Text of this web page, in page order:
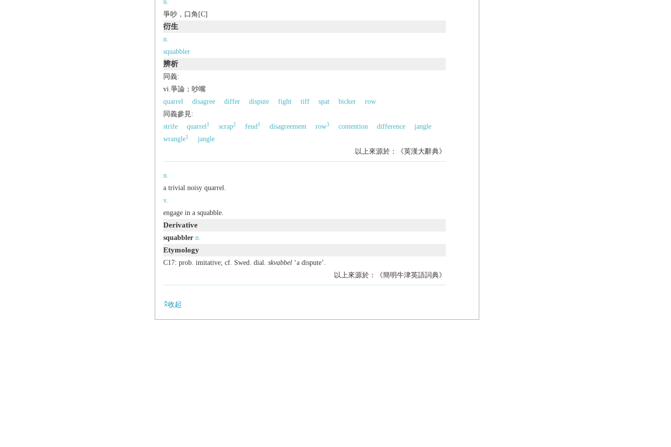
n.
爭吵，口角[C]
衍生
n.
squabbler
辨析
同義:
vi.爭論；吵嘴
quarrel
disagree differ dispute fight tiff spat bicker
row
同義參見:
strife
quarrel 1 scrap2 feud 1 disagreement row3 contention difference
jangle
wrangle1
jangle
以上來源於：《英漢大辭典》
n.
a trivial noisy quarrel.
v.
engage in a squabble.
Derivative
squabbler n.
Etymology
C17: prob. imitative; cf. Swed. dial. skvabbel‘a dispute’.
以上來源於：《簡明牛津英語詞典》
收起